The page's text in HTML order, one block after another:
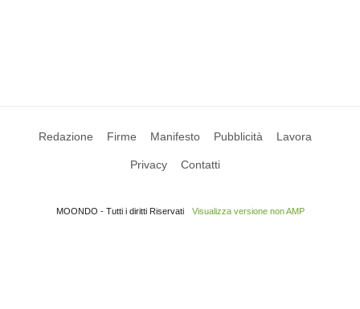
Redazione Firme Manifesto Pubblicità Lavora
Privacy Contatti
MOONDO - Tutti i diritti Riservati Visualizza versione non AMP